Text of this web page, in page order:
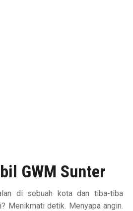
GWM Sunter
di sebuah kota dan tiba-tiba
Menikmati detik. Menyapa angin.